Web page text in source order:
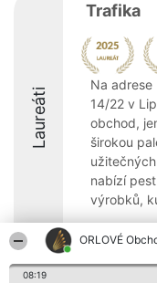
ORLOVÉ
08:19
Laureáti
Trafika
Na adrese
14/22 v
obchod,
širokou
nabízí
výrobků,
8.1